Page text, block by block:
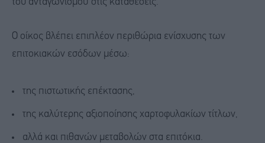
του ανταγωνισμού στις καταθέσεις.
Ο οίκος βλέπει επιπλέον περιθώρια ενίσχυσης των
επιτοκιακών εσόδων μέσω:
της πιστωτικής επέκτασης,
της καλύτερης αξιοποίησης χαρτοφυλακίων τίτλων,
αλλά και πιθανών μεταβολών στα επιτόκια.